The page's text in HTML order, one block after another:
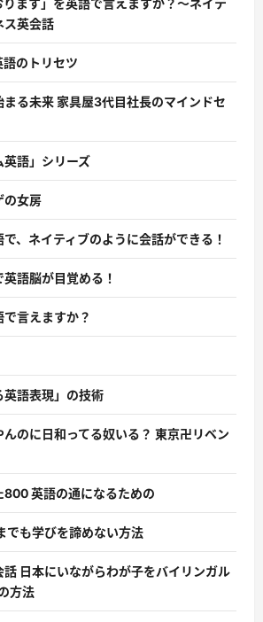
ります」を英語で言えますか？〜ネイテ
ス英会話
語のトリセツ
まる未来 家具屋3代目社長のマインドセ
英語」シリーズ
の女房
で、ネイティブのように会話ができる！
英語脳が目覚める！
で言えますか？
英語表現」の技術
んのに日和ってる奴いる？ 東京卍リベン
800 英語の通になるための
でも学びを諦めない方法
話 日本にいながらわが子をバイリンガル
方法